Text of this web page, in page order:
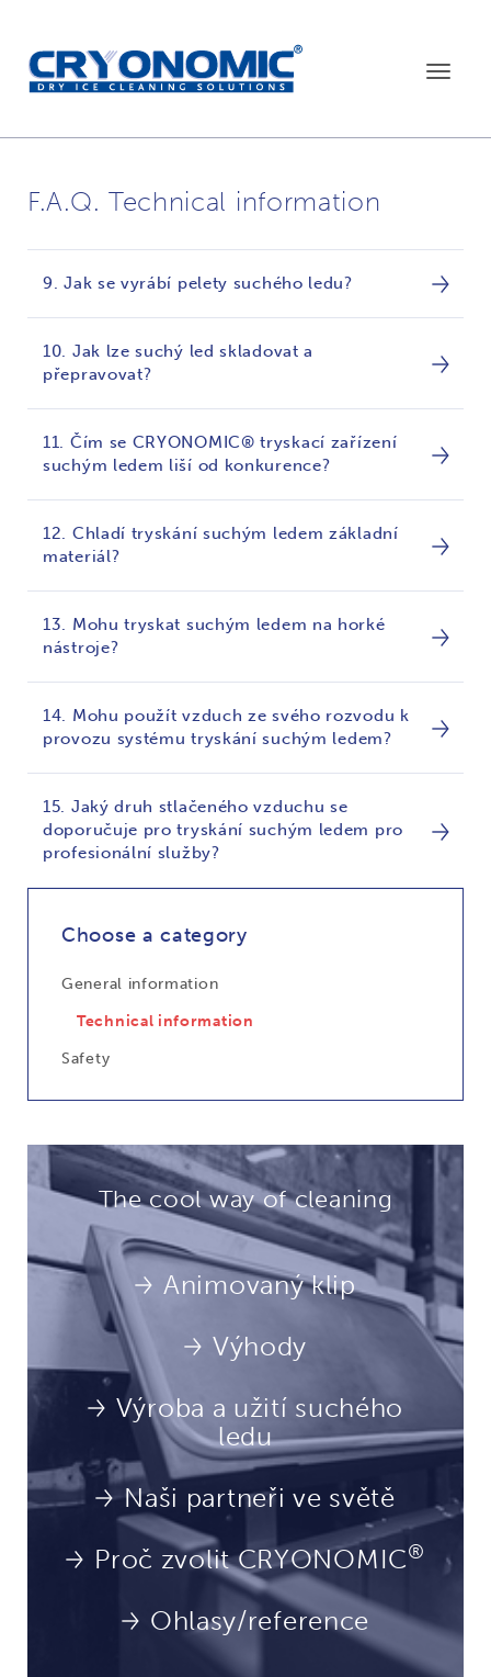
Toggle
F.A.Q. Technical information
9. Jak se vyrábí pelety suchého ledu?
10. Jak lze suchý led skladovat a
přepravovat?
11. Čím se CRYONOMIC® tryskací zařízení
suchým ledem liší od konkurence?
12. Chladí tryskání suchým ledem základní
materiál?
13. Mohu tryskat suchým ledem na horké
nástroje?
14. Mohu použít vzduch ze svého rozvodu k
provozu systému tryskání suchým ledem?
15. Jaký druh stlačeného vzduchu se
doporučuje pro tryskání suchým ledem pro
profesionální služby?
Choose a category
General information
Technical information
Safety
The cool way of cleaning
Animovaný klip
Výhody
Výroba a užití suchého
ledu
Naši partneři ve světě
Proč zvolit CRYONOMIC®
Ohlasy/reference